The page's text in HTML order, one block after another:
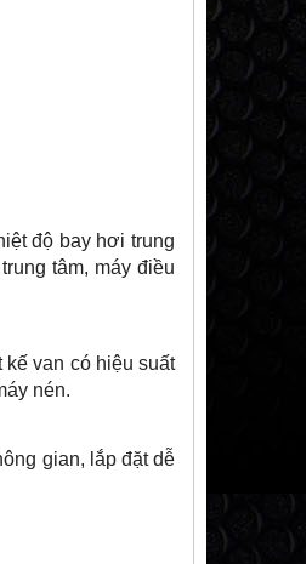
độ bay hơi trung
tâm, máy điều
van có hiệu suất
nén.
gian, lắp đặt dễ